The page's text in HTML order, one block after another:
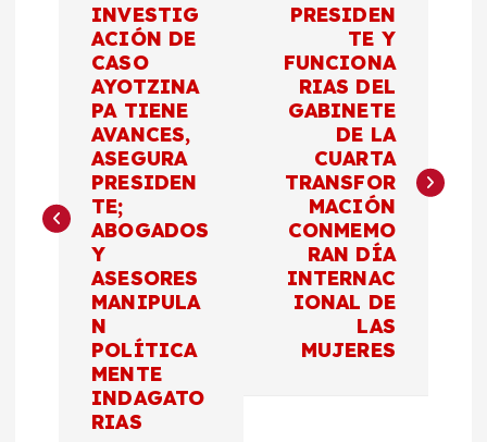
g
INVESTIG
ACIÓN DE
CASO
AYOTZINA
PA TIENE
AVANCES,
ASEGURA
PRESIDEN
TE;
ABOGADOS
Y
ASESORES
MANIPULA
N
POLÍTICA
MENTE
INDAGATO
RIAS
PRESIDEN
TE Y
FUNCIONA
RIAS DEL
GABINETE
DE LA
CUARTA
TRANSFOR
MACIÓN
CONMEMO
RAN DÍA
INTERNAC
IONAL DE
LAS
MUJERES